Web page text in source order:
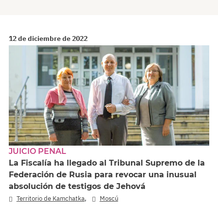
12 de diciembre de 2022
JUICIO PENAL
La Fiscalía ha llegado al Tribunal Supremo de la
Federación de Rusia para revocar una inusual
absolución de testigos de Jehová
Territorio de Kamchatka, Moscú